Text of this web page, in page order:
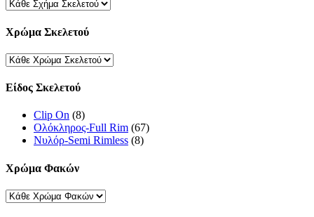
Χρώμα Σκελετού
Είδος Σκελετού
Clip On (8)
Ολόκληρος-Full Rim (67)
Νυλόρ-Semi Rimless (8)
Χρώμα Φακών